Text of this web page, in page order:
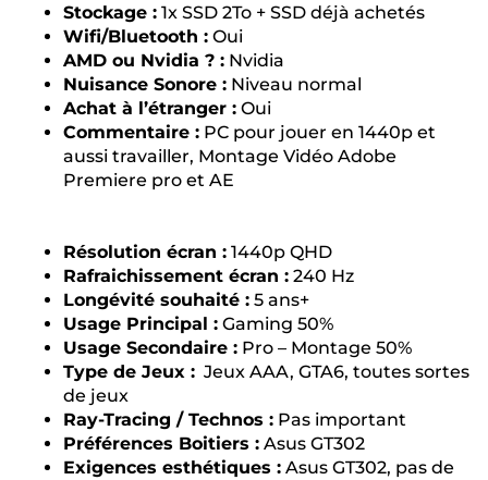
Stockage : 1x SSD 2To + SSD déjà achetés
Wifi/Bluetooth : Oui
AMD ou Nvidia ? : Nvidia
Nuisance Sonore : Niveau normal
Achat à l’étranger : Oui
Commentaire : PC pour jouer en 1440p et
aussi travailler, Montage Vidéo Adobe
Premiere pro et AE
Résolution écran : 1440p QHD
Rafraichissement écran : 240 Hz
Longévité souhaité : 5 ans+
Usage Principal : Gaming 50%
Usage Secondaire : Pro – Montage 50%
Type de Jeux : Jeux AAA, GTA6, toutes sortes
de jeux
Ray-Tracing / Technos : Pas important
Préférences Boitiers : Asus GT302
Exigences esthétiques : Asus GT302, pas de